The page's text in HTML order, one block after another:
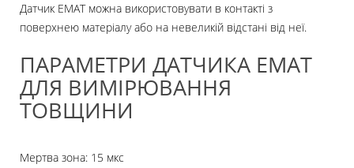
Датчик EMAT можна використовувати в контакті з
поверхнею матеріалу або на невеликій відстані від неї.
ПАРАМЕТРИ ДАТЧИКА EMAT
ДЛЯ ВИМІРЮВАННЯ
ТОВЩИНИ
Мертва зона: 15 мкс